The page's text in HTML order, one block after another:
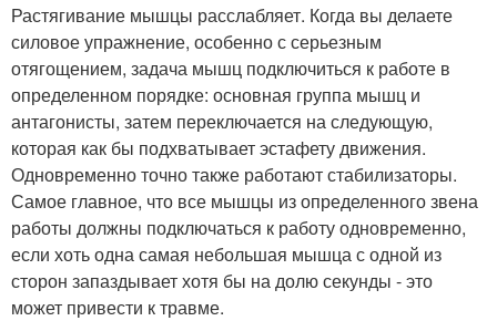
Растягивание мышцы расслабляет. Когда вы делаете
силовое упражнение, особенно с серьезным
отягощением, задача мышц подключиться к работе в
определенном порядке: основная группа мышц и
антагонисты, затем переключается на следующую,
которая как бы подхватывает эстафету движения.
Одновременно точно также работают стабилизаторы.
Самое главное, что все мышцы из определенного звена
работы должны подключаться к работу одновременно,
если хоть одна самая небольшая мышца с одной из
сторон запаздывает хотя бы на долю секунды - это
может привести к травме.